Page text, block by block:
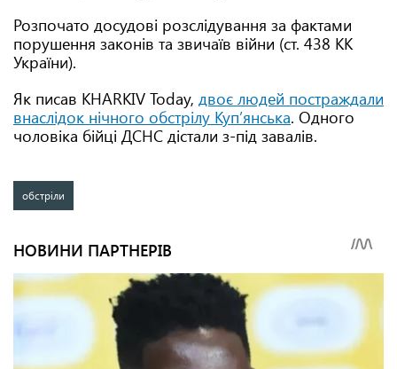
Розпочато досудові розслідування за фактами
порушення законів та звичаїв війни (ст. 438 КК
України).
Як писав KHARKIV Today, двоє людей постраждали
внаслідок нічного обстрілу Куп’янська. Одного
чоловіка бійці ДСНС дістали з-під завалів.
обстріли